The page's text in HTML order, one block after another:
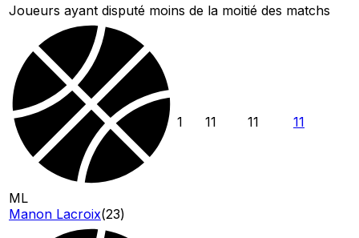
Joueurs ayant disputé moins de la moitié des matchs
ML
Manon Lacroix(23)
1 11 11 11